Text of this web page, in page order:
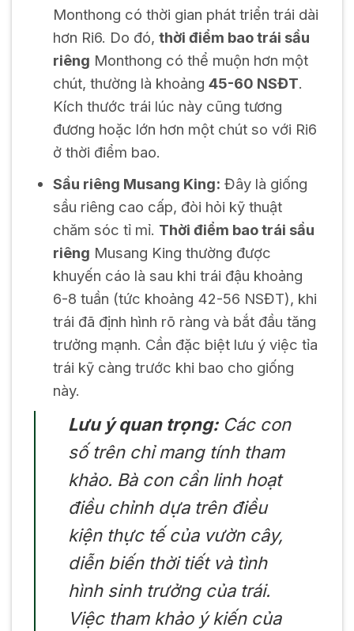
Monthong có thời gian phát triển trái dài
hơn Ri6. Do đó, thời điểm bao trái sầu
riêng Monthong có thể muộn hơn một
chút, thường là khoảng 45-60 NSĐT.
Kích thước trái lúc này cũng tương
đương hoặc lớn hơn một chút so với Ri6
ở thời điểm bao.
Sầu riêng Musang King: Đây là giống
sầu riêng cao cấp, đòi hỏi kỹ thuật
chăm sóc tỉ mỉ. Thời điểm bao trái sầu
riêng Musang King thường được
khuyến cáo là sau khi trái đậu khoảng
6-8 tuần (tức khoảng 42-56 NSĐT), khi
trái đã định hình rõ ràng và bắt đầu tăng
trưởng mạnh. Cần đặc biệt lưu ý việc tỉa
trái kỹ càng trước khi bao cho giống
này.
Lưu ý quan trọng:Các con
số trên chỉ mang tính tham
khảo. Bà con cần linh hoạt
điều chỉnh dựa trên điều
kiện thực tế của vườn cây,
diễn biến thời tiết và tình
hình sinh trưởng của trái.
Việc tham khảo ý kiến của